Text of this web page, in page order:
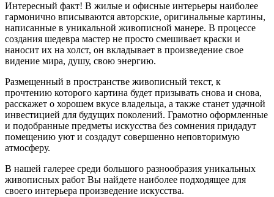
Интересный факт! В жилые и офисные интерьеры наиболее
гармонично вписываются авторские, оригинальные картины,
написанные в уникальной живописной манере. В процессе
создания шедевра мастер не просто смешивает краски и
наносит их на холст, он вкладывает в произведение свое
видение мира, душу, свою энергию.
Размещенный в пространстве живописный текст, к
прочтению которого картина будет призывать снова и снова,
расскажет о хорошем вкусе владельца, а также станет удачной
инвестицией для будущих поколений. Грамотно оформленные
и подобранные предметы искусства без сомнения придадут
помещению уют и создадут совершенно неповторимую
атмосферу.
В нашей галерее среди большого разнообразия уникальных
живописных работ Вы найдете наиболее подходящее для
своего интерьера произведение искусства.